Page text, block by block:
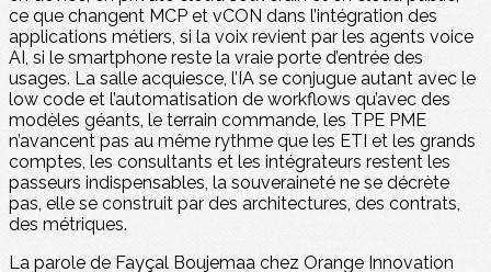
ce que changent MCP et vCON dans l’intégration des
applications métiers, si la voix revient par les agents voice
AI, si le smartphone reste la vraie porte d’entrée des
usages. La salle acquiesce, l’IA se conjugue autant avec le
low code et l’automatisation de workflows qu’avec des
modèles géants, le terrain commande, les TPE PME
n’avancent pas au même rythme que les ETI et les grands
comptes, les consultants et les intégrateurs restent les
passeurs indispensables, la souveraineté ne se décrète
pas, elle se construit par des architectures, des contrats,
des métriques.
La parole de Fayçal Boujemaa chez Orange Innovation